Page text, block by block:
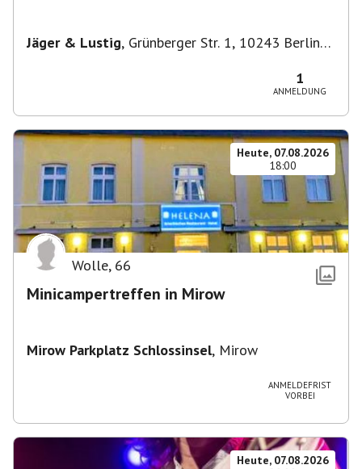
Jäger & Lustig, Grünberger Str. 1, 10243 Berlin-
1
ANMELDUNG
Heute, 07.08.2026
18:00
Wolle, 66
Minicampertreffen in Mirow
Mirow Parkplatz Schlossinsel, Mirow
ANMELDEFRIST
VORBEI
Heute, 07.08.2026